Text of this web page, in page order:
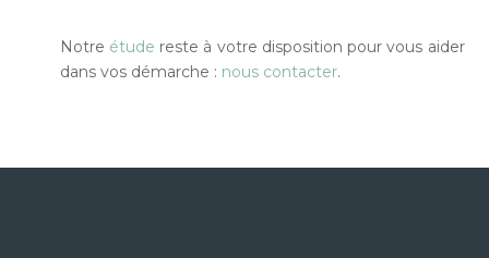
Notre étude reste à votre disposition pour vous aider
dans vos démarche : nous contacter.